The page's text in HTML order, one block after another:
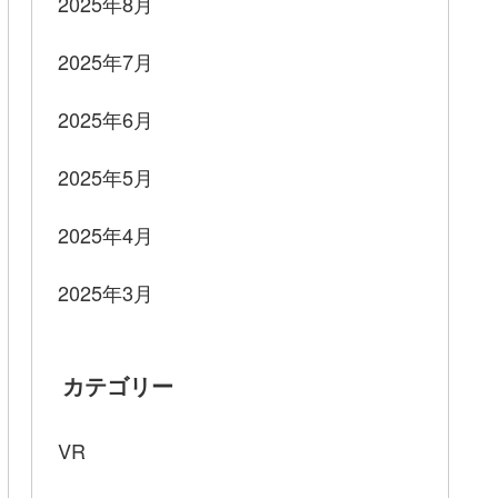
2025年7月
2025年6月
2025年5月
2025年4月
2025年3月
カテゴリー
VR